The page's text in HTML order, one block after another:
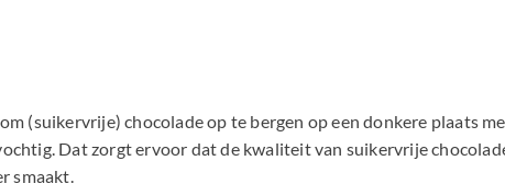
(suikervrije) chocolade op te bergen op een donkere plaats
Dat zorgt ervoor dat de kwaliteit van suikervrije
smaakt.